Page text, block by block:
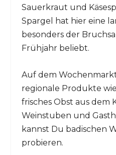
Sauerkraut und
Spargel hat hier eine
besonders der
Frühjahr beliebt.
Auf dem
regionale Produkte
frisches Obst aus dem
Weinstuben und
kannst Du badischen
probieren.